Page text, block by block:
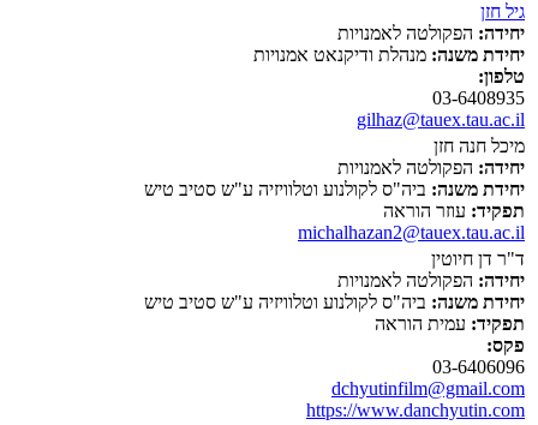
גיל חזן
יחידה: הפקולטה לאמנויות
יחידת משנה: מנהלת ודיקנאט אמנויות
טלפון:
03-6408935
gilhaz@tauex.tau.ac.il
מיכל חנה חזן
יחידה: הפקולטה לאמנויות
יחידת משנה: ביה"ס לקולנוע וטלוויזיה ע"ש סטיב טיש
תפקיד: עוזר הוראה
michalhazan2@tauex.tau.ac.il
ד"ר דן חיוטין
יחידה: הפקולטה לאמנויות
יחידת משנה: ביה"ס לקולנוע וטלוויזיה ע"ש סטיב טיש
תפקיד: עמית הוראה
פקס:
03-6406096
dchyutinfilm@gmail.com
https://www.danchyutin.com